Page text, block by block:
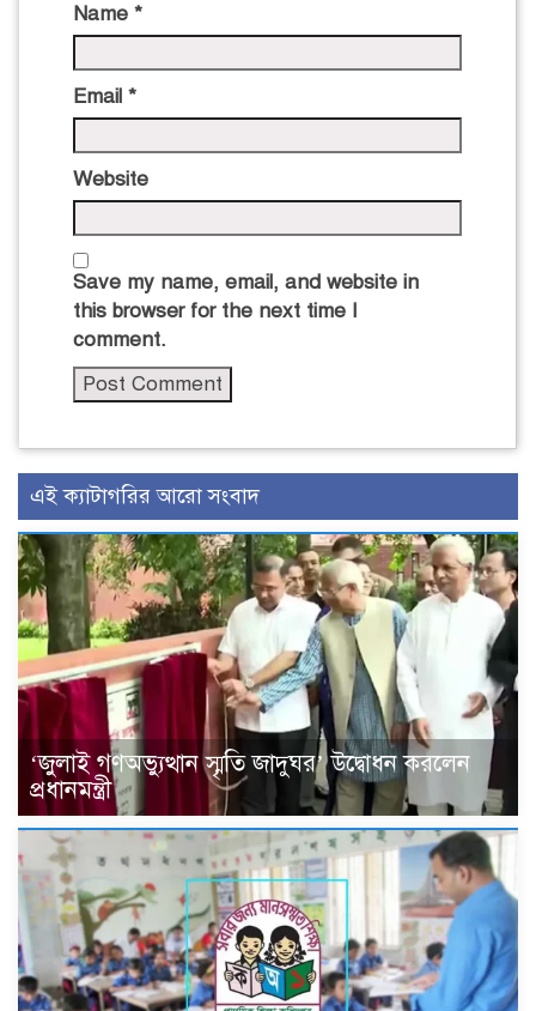
Name *
Email *
Website
Save my name, email, and website in
this browser for the next time I
comment.
এই ক্যাটাগরির আরো সংবাদ
‘জুলাই গণঅভ্যুত্থান স্মৃতি জাদুঘর’ উদ্বোধন করলেন
প্রধানমন্ত্রী